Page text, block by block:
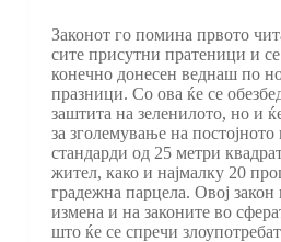
Законот го помина првото
сите присутни пратеници и
конечно донесен веднаш по
празници. Со ова ќе се
заштита на зеленилото, но и
за зголемување на
стандарди од 25 метри
жител, како и најмалку 20
градежна парцела. Овој
измена и на законите во
што ќе се спречи